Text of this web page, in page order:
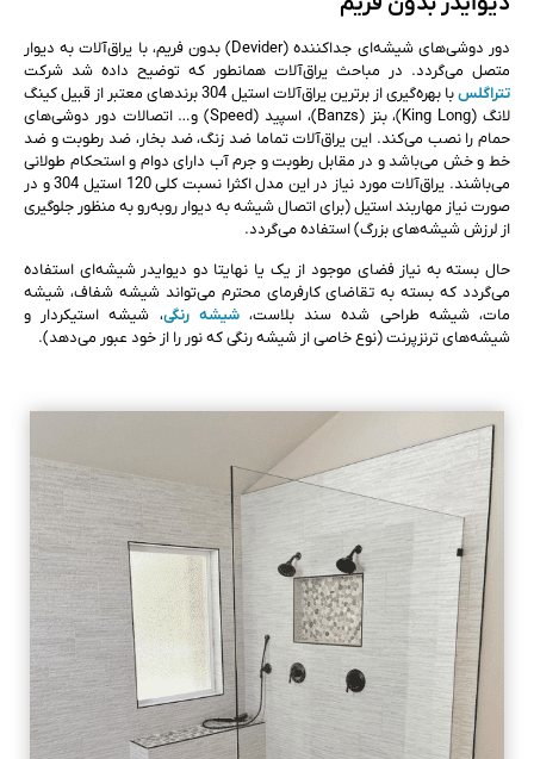
دور دوشی‌های شیشه‌ای جداکننده (Devider) بدون فریم، با یراق‌آلات به دیوار
متصل می‌گردد. در مباحث یراق‌آلات همانطور که توضیح داده شد شرکت
تتراگلس
با بهره‌گیری از برترین یراق‌آلات استیل 304 برندهای معتبر از قبیل کینگ
لانگ (King Long)، بنز (Banzs)، اسپید (Speed) و… اتصالات دور دوشی‌های
حمام را نصب می‌کند. این یراق‌آلات تماما ضد زنگ، ضد بخار، ضد رطوبت و ضد
خط و خش می‌باشد و در مقابل رطوبت و جرم آب دارای دوام و استحکام طولانی
می‌باشند. یراق‌آلات مورد نیاز در این مدل اکثرا نسبت کلی 120 استیل 304 و در
صورت نیاز مهاربند استیل (برای اتصال شیشه به دیوار روبه‌رو به منظور جلوگیری
از لرزش شیشه‌های بزرگ) استفاده می‌گردد.
حال بسته به نیاز فضای موجود از یک یا نهایتا دو دیوایدر شیشه‌ای استفاده
می‌گردد که بسته به تقاضای کارفرمای محترم می‌تواند شیشه شفاف، شیشه
مات، شیشه طراحی شده سند بلاست،شیشه رنگی، شیشه استیکردار و
شیشه‌های ترنزپرنت (نوع خاصی از شیشه رنگی که نور را از خود عبور می‌دهد).